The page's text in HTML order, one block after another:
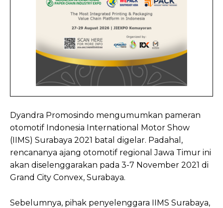
Dyandra Promosindo mengumumkan pameran
otomotif Indonesia International Motor Show
(IIMS) Surabaya 2021 batal digelar. Padahal,
rencananya ajang otomotif regional Jawa Timur ini
akan diselenggarakan pada 3-7 November 2021 di
Grand City Convex, Surabaya.
Sebelumnya, pihak penyelenggara IIMS Surabaya,